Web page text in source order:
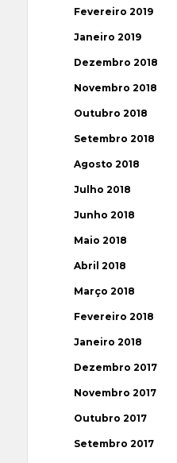
Fevereiro 2019
Janeiro 2019
Dezembro 2018
Novembro 2018
Outubro 2018
Setembro 2018
Agosto 2018
Julho 2018
Junho 2018
Maio 2018
Abril 2018
Março 2018
Fevereiro 2018
Janeiro 2018
Dezembro 2017
Novembro 2017
Outubro 2017
Setembro 2017